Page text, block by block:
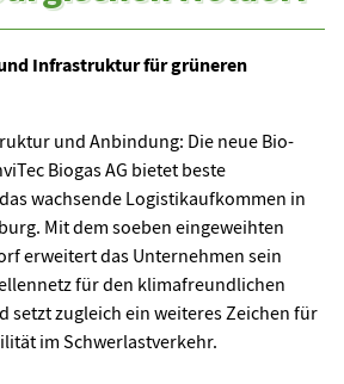
Infrastruktur für grüneren
und Anbindung: Die neue Bio-
Biogas AG bietet beste
wachsende Logistikaufkommen in
Mit dem soeben eingeweihten
erweitert das Unternehmen sein
für den klimafreundlichen
setzt zugleich ein weiteres Zeichen für
im Schwerlastverkehr.